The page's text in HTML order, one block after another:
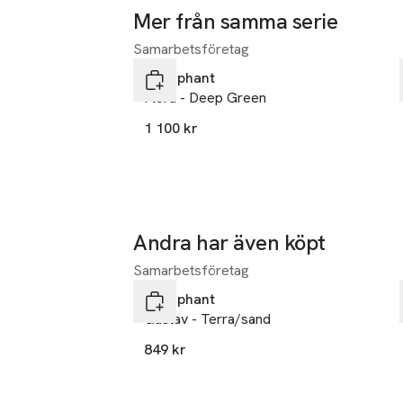
Martindale:
(*svart 10.000
Designat i
Mer från samma serie
Hoppa över bildspelet
Samarbetsföretag
Littlephant
Flora - Deep Green
1 100 kr
Andra har även köpt
Hoppa över bildspelet
Samarbetsföretag
Littlephant
Gustav - Terra/sand
849 kr